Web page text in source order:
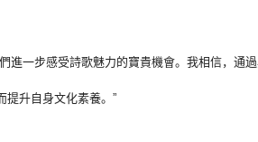
進一步感受詩歌魅力的寶貴機會。我相信， 通
提升自身文化素養。”